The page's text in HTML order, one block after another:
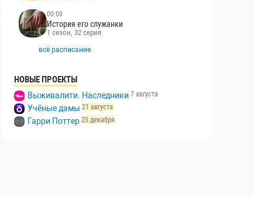
00:00
История его служанки
1 сезон, 32 серия
всё расписание
НОВЫЕ ПРОЕКТЫ
Выживалити. Наследники